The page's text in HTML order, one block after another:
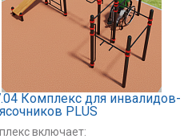
Комплекс для инвалидов-
PLUS
включает: